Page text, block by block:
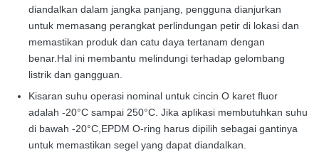
diandalkan dalam jangka panjang, pengguna dianjurkan
untuk memasang perangkat perlindungan petir di lokasi dan
memastikan produk dan catu daya tertanam dengan
benar.Hal ini membantu melindungi terhadap gelombang
listrik dan gangguan.
Kisaran suhu operasi nominal untuk cincin O karet fluor
adalah -20°C sampai 250°C. Jika aplikasi membutuhkan suhu
di bawah -20°C,EPDM O-ring harus dipilih sebagai gantinya
untuk memastikan segel yang dapat diandalkan.